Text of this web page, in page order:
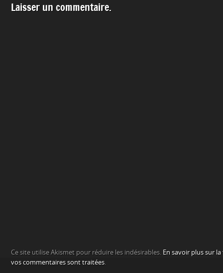
Laisser un commentaire.
Ce site utilise Akismet pour réduire les indésirables. En savoir plus sur
vos commentaires sont traitées.